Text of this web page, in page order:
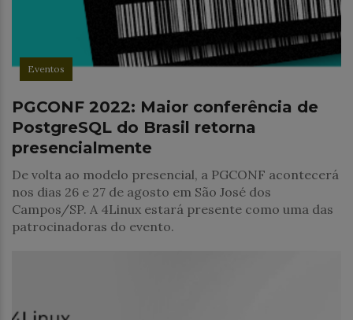
Eventos
PGCONF 2022: Maior conferência de
PostgreSQL do Brasil retorna
presencialmente
De volta ao modelo presencial, a PGCONF acontecerá
nos dias 26 e 27 de agosto em São José dos
Campos/SP. A 4Linux estará presente como uma das
patrocinadoras do evento.